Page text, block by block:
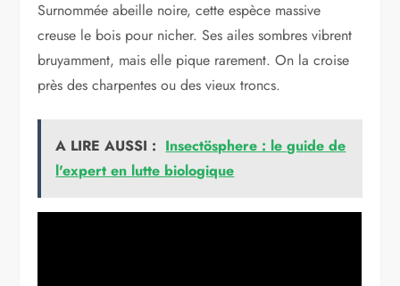
Surnommée abeille noire, cette espèce massive
creuse le bois pour nicher. Ses ailes sombres vibrent
bruyamment, mais elle pique rarement. On la croise
près des charpentes ou des vieux troncs.
A LIRE AUSSI : Insectösphere : le guide de
l'expert en lutte biologique